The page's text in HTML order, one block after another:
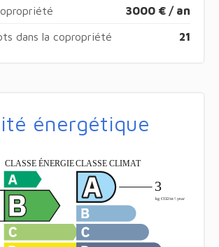
3000 € / an
dans la copropriété 21
énergétique